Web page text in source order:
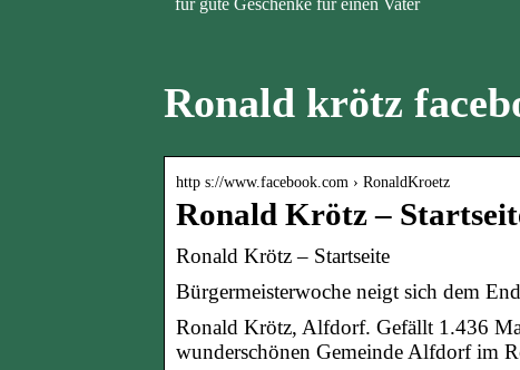
für gute Geschenke für einen Vater
Ronald krötz
http s://www.facebook.com › RonaldKroetz
Ronald Krötz –
Ronald Krötz – Startseite
Bürgermeisterwoche neigt sich dem
Ronald Krötz, Alfdorf. Gefällt 1.436
wunderschönen Gemeinde Alfdorf im